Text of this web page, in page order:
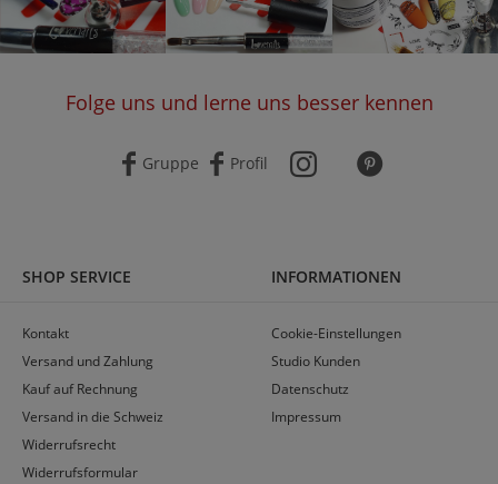
Folge uns und lerne uns besser kennen
Gruppe Profil
SHOP SERVICE
Kontakt
Versand und Zahlung
Kauf auf Rechnung
Versand in die Schweiz
Widerrufsrecht
Widerrufsformular
INFORMATIONEN
Cookie-Einstellungen
Studio Kunden
Datenschutz
Impressum